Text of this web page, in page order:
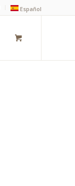
Español